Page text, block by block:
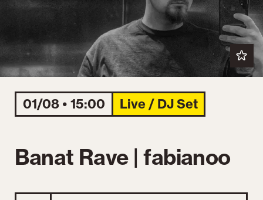
01/08 • 15:00 Live / DJ Set
Banat Rave | fabianoo